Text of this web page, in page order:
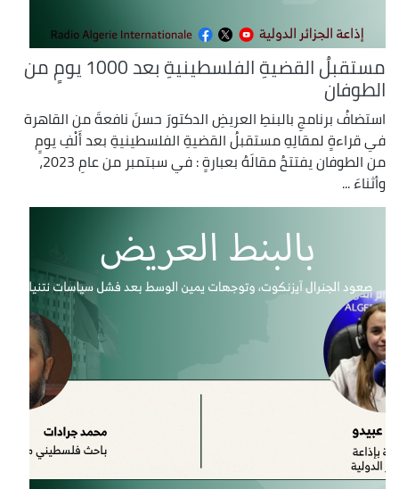
مستقبلُ القضيةِ الفلسطينيةِ بعد 1000 يومٍ من
الطوفان
استضافُ برنامجِ بالبنطِ العريضِ الدكتورَ حسنَ نافعةَ من القاهرة
في قراءةٍ لمقالِهِ مستقبلُ القضيةِ الفلسطينيةِ بعد أَلْفِ يومٍ
من الطوفان يفتتحُ مقالَهُ بعبارةٍ : في سبتمبر من عامِ 2023،
وأثناءَ ...